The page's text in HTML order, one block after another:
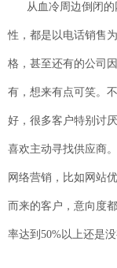
从血冷周边倒闭
性，都是以电话销售
格，甚至还有的公司
有，想来有点可笑。
好，很多客户特别讨
喜欢主动寻找供应商
网络营销，比如网站
而来的客户，意向度
率达到50%以上还是没